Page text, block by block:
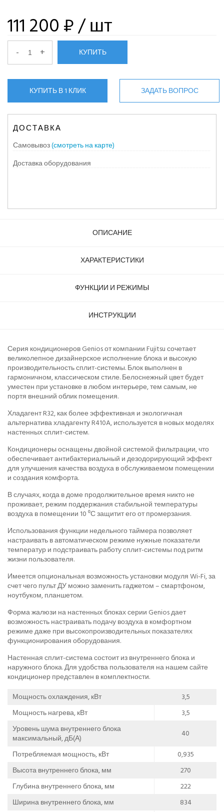
111 200 ₽/ шт
- + КУПИТЬ
КУПИТЬ В 1 КЛИК ЗАДАТЬ ВОПРОС
ДОСТАВКА
Самовывоз(смотреть на карте)
Доставка оборудования
ОПИСАНИЕ
ХАРАКТЕРИСТИКИ
ФУНКЦИИ И РЕЖИМЫ
ИНСТРУКЦИИ
Серия кондиционеров Genios от компании Fujitsu сочетает
великолепное дизайнерское исполнение блока и высокую
производительность сплит-системы. Блок выполнен в
гармоничном, классическом стиле. Белоснежный цвет будет
уместен при установке в любом интерьере, тем самым, не
портя внешний облик помещения.
Хладагент R32, как более эффективная и экологичная
альтернатива хладагенту R410A, используется в новых моделях
настенных сплит-систем.
Кондиционеры оснащены двойной системой фильтрации, что
обеспечивает антибактериальный и дезодорирующий эффект
для улучшения качества воздуха в обслуживаемом помещении
и создания комфорта.
В случаях, когда в доме продолжительное время никто не
проживает, режим поддержания стабильной температуры
воздуха в помещении 10 ⁰С защитит его от промерзания.
Использования функции недельного таймера позволяет
настраивать в автоматическом режиме нужные показатели
температур и подстраивать работу сплит-системы под ритм
жизни пользователя.
Имеется опциональная возможность установки модуля Wi-Fi, за
счет чего пульт ДУ можно заменить гаджетом – смартфоном,
ноутбуком, планшетом.
Форма жалюзи на настенных блоках серии Genios дает
возможность настраивать подачу воздуха в комфортном
режиме даже при высокопроизводительных показателях
функционирования оборудования.
Настенная сплит-система состоит из внутреннего блока и
наружного блока. Для удобства пользователя на нашем сайте
кондиционер представлен в комплектности.
Мощность охлаждения, кВт
3,5
Мощность нагрева, кВт
3,5
Уровень шума внутреннего блока
максимальный, дБ(А)
40
Потребляемая мощность, кВт
0,935
Высота внутреннего блока, мм
270
Глубина внутреннего блока, мм
222
Ширина внутреннего блока, мм
834